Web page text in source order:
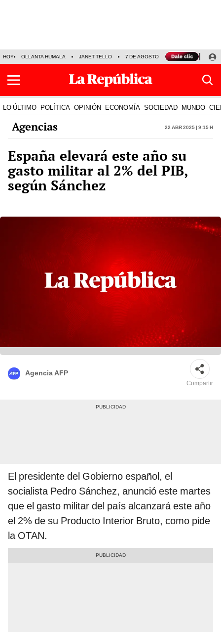
HOY OLLANTA HUMALA JANET TELLO 7 DE AGOSTO TINKA RESULTADOS
LO ÚLTIMO POLÍTICA OPINIÓN ECONOMÍA SOCIEDAD MUNDO
Agencias 22 Abr 2025 | 9:15 h
España elevará este año su
gasto militar al 2% del PIB,
según Sánchez
Agencia AFP
Compartir
El presidente del Gobierno español, el
socialista Pedro Sánchez, anunció este martes
que el gasto militar del país alcanzará este año
el 2% de su Producto Interior Bruto, como pide
la OTAN.